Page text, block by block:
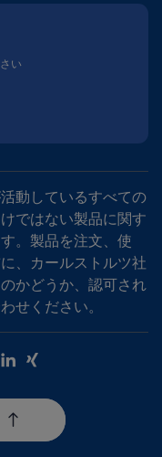
い
動しているすべての
ではない製品に関す
。製品を注文、使
、カールストルツ社
かどうか、認可され
せください。
LinkedIn
Xing